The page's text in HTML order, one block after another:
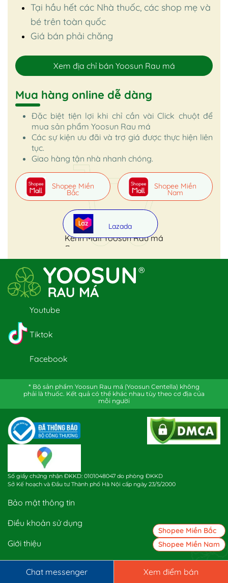
Tại hầu hết các Nhà thuốc, các shop mẹ và
bé trên toàn quốc
Giá bán phải chăng
Xem địa chỉ bán Yoosun Rau má
Mua hàng online dễ dàng
Đặc biệt tiện lợi khi chỉ cần vài Click chuột để
mua sản phẩm Yoosun Rau má
Các sự kiện ưu đãi và trợ giá được thực hiện liên
tục.
Giao hàng tận nhà nhanh chóng.
Kênh Mall Yoosun Rau má
Shopee Miền
Bắc
Shopee Miền
Nam
Lazada
Youtube
Tiktok
Facebook
* Bộ sản phẩm Yoosun Rau má (Yoosun Centella) không
phải là thuốc. Kết quả có thể khác nhau tùy theo cơ địa của
mỗi người
Số giấy chứng nhận ĐKKD: 0101048047 do phòng ĐKKD
Sở Kế hoạch và Đầu tư Thành phố Hà Nội cấp ngày 23/5/2000
Bảo mật thông tin
Điều khoản sử dụng
Giới thiệu
Vận chuyển và giao nhận
Chat messenger Xem điểm bán
Shopee Miền Bắc
Shopee Miền Nam